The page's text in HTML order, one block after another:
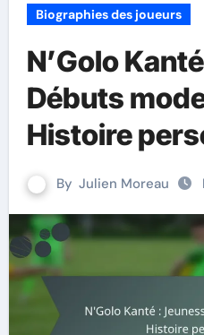
Biographies des joueurs
N’Golo
Débuts
Histoire
By Julien Moreau